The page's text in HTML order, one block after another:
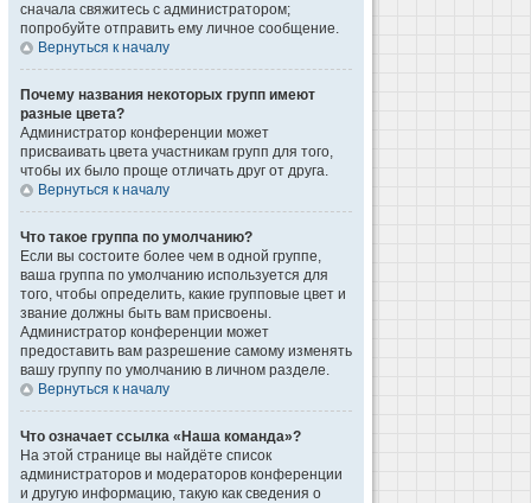
сначала свяжитесь с администратором;
попробуйте отправить ему личное сообщение.
Вернуться к началу
Почему названия некоторых групп имеют
разные цвета?
Администратор конференции может
присваивать цвета участникам групп для того,
чтобы их было проще отличать друг от друга.
Вернуться к началу
Что такое группа по умолчанию?
Если вы состоите более чем в одной группе,
ваша группа по умолчанию используется для
того, чтобы определить, какие групповые цвет и
звание должны быть вам присвоены.
Администратор конференции может
предоставить вам разрешение самому изменять
вашу группу по умолчанию в личном разделе.
Вернуться к началу
Что означает ссылка «Наша команда»?
На этой странице вы найдёте список
администраторов и модераторов конференции
и другую информацию, такую как сведения о